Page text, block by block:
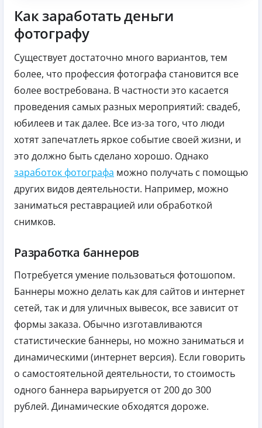
Как заработать деньги
фотографу
Существует достаточно много вариантов, тем
более, что профессия фотографа становится все
более востребована. В частности это касается
проведения самых разных мероприятий: свадеб,
юбилеев и так далее. Все из-за того, что люди
хотят запечатлеть яркое событие своей жизни, и
это должно быть сделано хорошо. Однако
заработок фотографа можно получать с помощью
других видов деятельности. Например, можно
заниматься реставрацией или обработкой
снимков.
Разработка баннеров
Потребуется умение пользоваться фотошопом.
Баннеры можно делать как для сайтов и интернет
сетей, так и для уличных вывесок, все зависит от
формы заказа. Обычно изготавливаются
статистические баннеры, но можно заниматься и
динамическими (интернет версия). Если говорить
о самостоятельной деятельности, то стоимость
одного баннера варьируется от 200 до 300
рублей. Динамические обходятся дороже.